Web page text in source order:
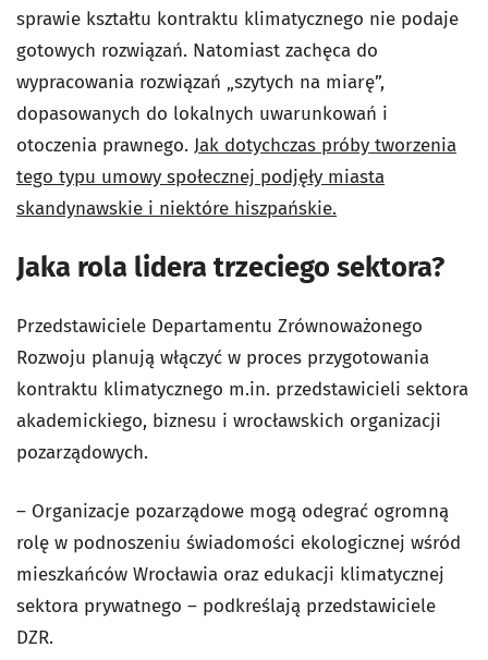
sprawie kształtu kontraktu klimatycznego nie podaje
gotowych rozwiązań. Natomiast zachęca do
wypracowania rozwiązań „szytych na miarę”,
dopasowanych do lokalnych uwarunkowań i
otoczenia prawnego. Jak dotychczas próby tworzenia
tego typu umowy społecznej podjęły miasta
skandynawskie i niektóre hiszpańskie.
Jaka rola lidera trzeciego sektora?
Przedstawiciele Departamentu Zrównoważonego
Rozwoju planują włączyć w proces przygotowania
kontraktu klimatycznego m.in. przedstawicieli sektora
akademickiego, biznesu i wrocławskich organizacji
pozarządowych.
– Organizacje pozarządowe mogą odegrać ogromną
rolę w podnoszeniu świadomości ekologicznej wśród
mieszkańców Wrocławia oraz edukacji klimatycznej
sektora prywatnego – podkreślają przedstawiciele
DZR.